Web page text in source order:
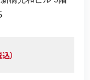
込）